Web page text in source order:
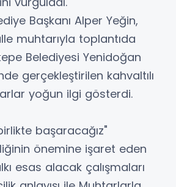
Başkanı Alper Yeğin,
muhtarıyla toplantıda
Belediyesi Yenidoğan
gerçekleştirilen kahvaltılı
yoğun ilgi gösterdi.
başaracağız"
önemine işaret eden
esas alacak çalışmaları